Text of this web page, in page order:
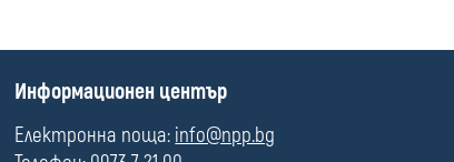
П
л
е
Информационен център
Електронна поща: info@npp.bg